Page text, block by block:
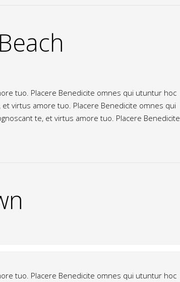
tuo. Placere Benedicite omnes qui utuntur hoc
virtus amore tuo. Placere Benedicite omnes qui
te, et virtus amore tuo. Placere Benedicite
tuo. Placere Benedicite omnes qui utuntur hoc